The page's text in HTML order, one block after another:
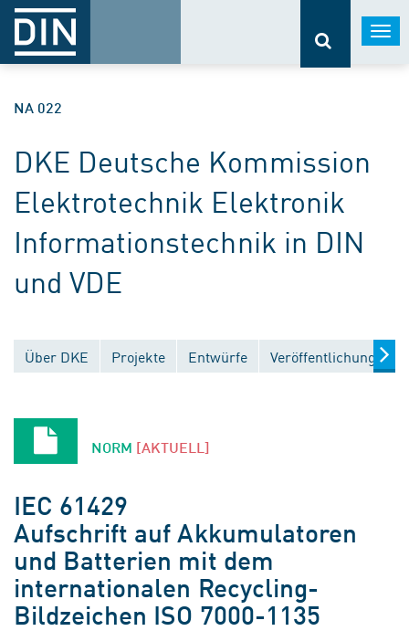
NA 022
DKE Deutsche Kommission
Elektrotechnik Elektronik
Informationstechnik in DIN
und VDE
Über DKE Projekte Entwürfe Veröffentlichungen
NORM [AKTUELL]
IEC 61429
Aufschrift auf Akkumulatoren
und Batterien mit dem
internationalen Recycling-
Bildzeichen ISO 7000-1135